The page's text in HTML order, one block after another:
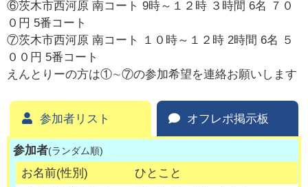
⑥茨木市西河原 南コート 9時～１２時 ３時間 6名 ７０
０円 5番コート
⑦茨木市西河原 南コート １０時～１２時 2時間 6名 ５
００円 5番コート
えんとりーの方は①∼⑦の参加希望を連絡お願いします
参加者リスト オフレポ掲示板
参加者(ランダム順)
お名前(性別)
ひとこと